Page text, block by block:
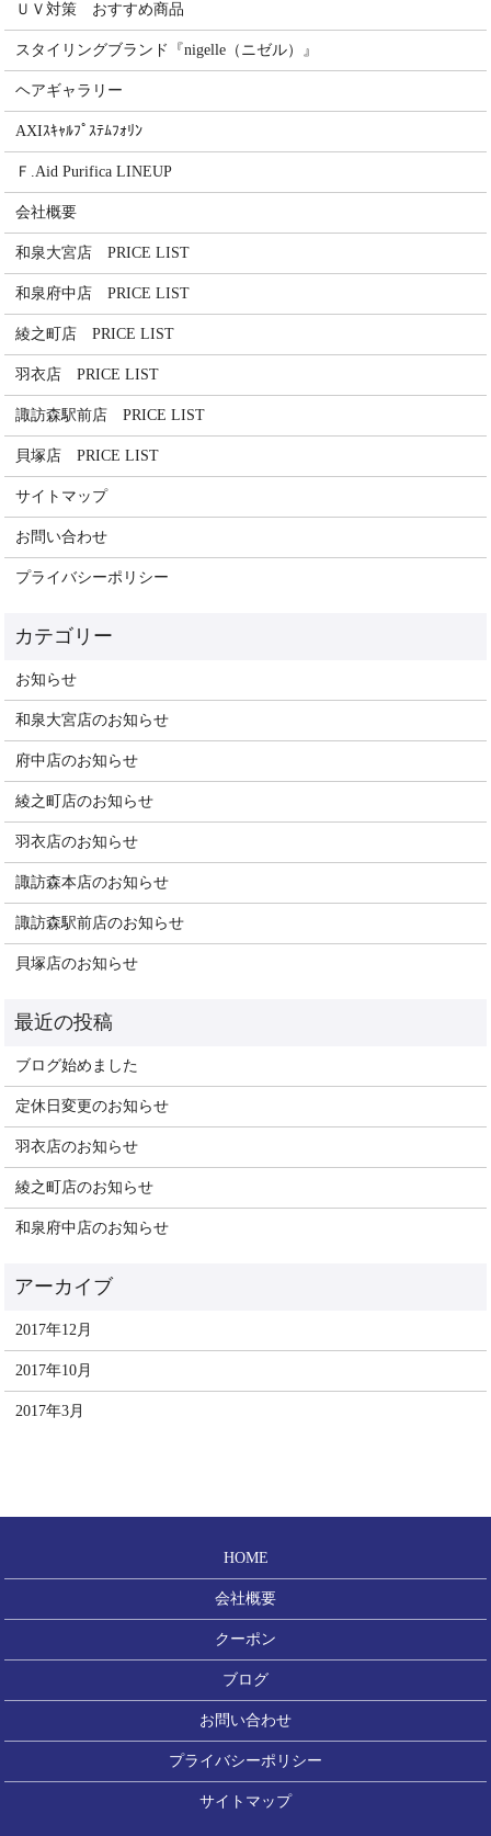
ＵＶ対策 おすすめ商品
スタイリングブランド『nigelle（ニゼル）』
ヘアギャラリー
AXIｽｷｬﾙﾌﾟｽﾃﾑﾌｫﾘﾝ
Ｆ.Aid Purifica LINEUP
会社概要
和泉大宮店 PRICE LIST
和泉府中店 PRICE LIST
綾之町店 PRICE LIST
羽衣店 PRICE LIST
諏訪森駅前店 PRICE LIST
貝塚店 PRICE LIST
サイトマップ
お問い合わせ
プライバシーポリシー
お知らせ
和泉大宮店のお知らせ
府中店のお知らせ
綾之町店のお知らせ
羽衣店のお知らせ
諏訪森本店のお知らせ
諏訪森駅前店のお知らせ
貝塚店のお知らせ
ブログ始めました
定休日変更のお知らせ
羽衣店のお知らせ
綾之町店のお知らせ
和泉府中店のお知らせ
2017年12月
2017年10月
2017年3月
HOME
会社概要
クーポン
ブログ
お問い合わせ
プライバシーポリシー
サイトマップ